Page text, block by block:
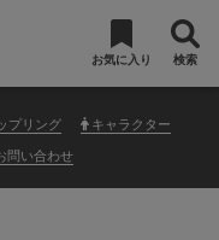
お気に入り 検索
プリング
キャラクター
問い合わせ